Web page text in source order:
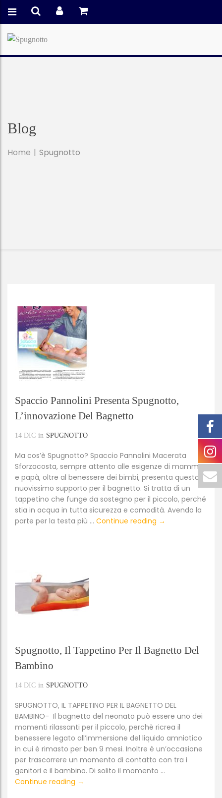
Blog
Home Spugnotto
Spaccio Pannolini Presenta Spugnotto,
L’innovazione Del Bagnetto
14 DIC in SPUGNOTTO
Ma cos’è Spugnotto? Spaccio Pannolini Macerata
Sforzacosta, sempre attento alle esigenze di mamma
e papà, oltre al benessere dei bimbi, presenta questo
nuovissimo supporto per il bagnetto. Si tratta di un
tappetino che funge da sostegno per il piccolo, perché
stia in acqua in tutta sicurezza e comodità. Avendo la
parte per la testa più … Continue reading Spaccio
→
Spugnotto, Il Tappetino Per Il Bagnetto Del
Bambino
14 DIC in SPUGNOTTO
SPUGNOTTO, IL TAPPETINO PER IL BAGNETTO DEL
BAMBINO- Il bagnetto del neonato può essere uno dei
momenti rilassanti per il piccolo, perchè ricrea il
benessere legato all’immersione del liquido amniotico
in cui è rimasto per ben 9 mesi. Inoltre è un’occasione
per trascorrere un momento di contatto con tra i
genitori e il bambino. Di solito il momento …
Continue reading Spugnotto, il tappetino per il bagnetto
→